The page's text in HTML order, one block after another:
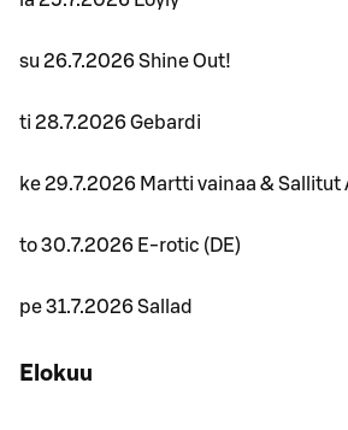
su 26.7.2026 Shine Out!
ti 28.7.2026 Gebardi
ke 29.7.2026 Martti vainaa & Sallitut
to 30.7.2026 E-rotic (DE)
pe 31.7.2026 Sallad
Elokuu